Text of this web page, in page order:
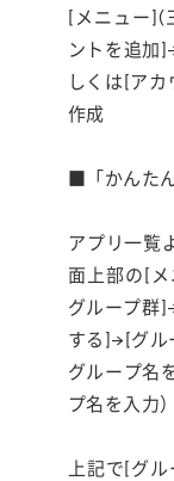
[メニュー](
ントを追加
しくは[ア
作成
■「かんた
アプリ一覧
面上部の[
グループ群
する]→[グル
グループ名
プ名を入力
上記で[グ